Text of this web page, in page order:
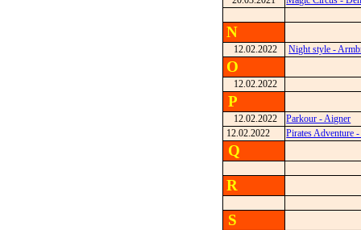
N
12.02.2022 Night style -
O
12.02.2022
P
12.02.2022
Parkour - Aigner
12.02.2022
Pirates Adventure
Q
R
S